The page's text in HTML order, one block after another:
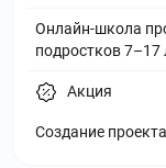
Онлайн-школа
подростков 7–17
Акция
Создание